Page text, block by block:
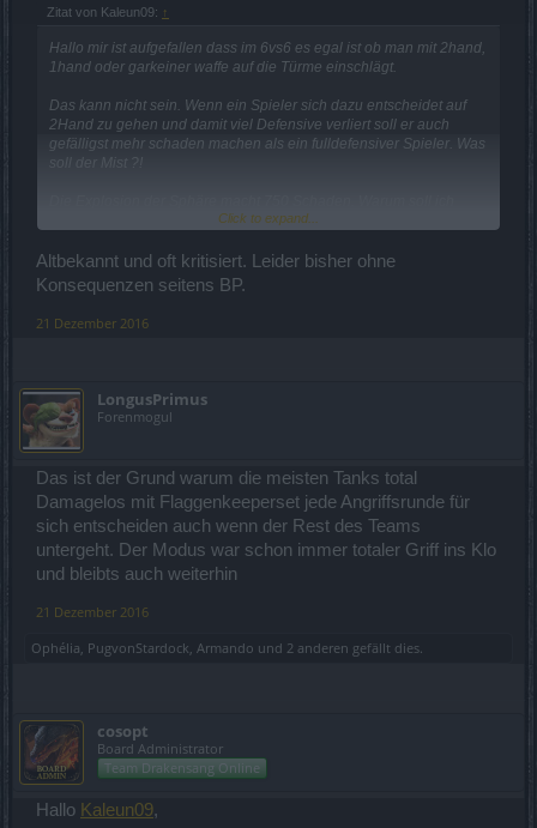
Zitat von Kaleun09: ↑
Hallo mir ist aufgefallen dass im 6vs6 es egal ist ob man mit 2hand,
1hand oder garkeiner waffe auf die Türme einschlägt.
Das kann nicht sein. Wenn ein Spieler sich dazu entscheidet auf
2Hand zu gehen und damit viel Defensive verliert soll er auch
gefälligst mehr schaden machen als ein fulldefensiver Spieler. Was
soll der Mist ?!
dann auf Dmg, Crit, Critdmg skillen wenn ein 1handbuild mit Kugel
Click to expand...
Altbekannt und oft kritisiert. Leider bisher ohne
Konsequenzen seitens BP.
21 Dezember 2016
LongusPrimus
Forenmogul
Das ist der Grund warum die meisten Tanks total
Damagelos mit Flaggenkeeperset jede Angriffsrunde für
sich entscheiden auch wenn der Rest des Teams
untergeht. Der Modus war schon immer totaler Griff ins Klo
und bleibts auch weiterhin
21 Dezember 2016
Ophélia PugvonStardock Armando und 2 anderen gefällt dies.
cosopt
Board Administrator
Team Drakensang Online
Hallo Kaleun09,